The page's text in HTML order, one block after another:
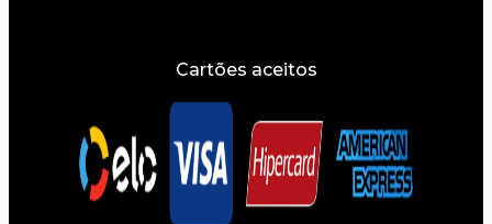
Cartões aceitos